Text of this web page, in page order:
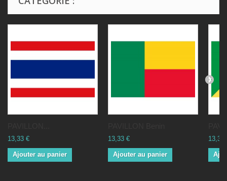
13,33 €
Ajouter au panier
13,33 €
Ajouter au panier
13,33